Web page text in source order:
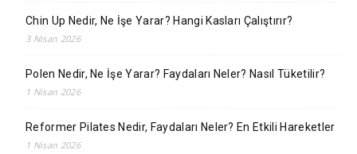
Chin Up Nedir, Ne İşe Yarar? Hangi Kasları Çalıştırır?
3 Nisan 2026
Polen Nedir, Ne İşe Yarar? Faydaları Neler? Nasıl Tüketilir?
1 Nisan 2026
Reformer Pilates Nedir, Faydaları Neler? En Etkili Hareketler
1 Nisan 2026